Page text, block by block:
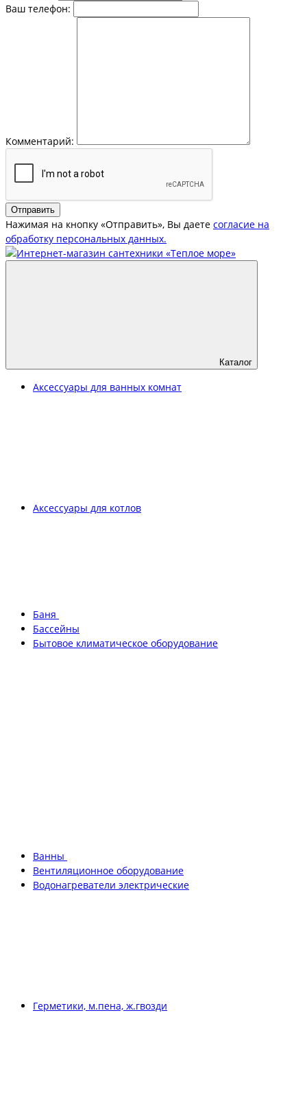
Ваш телефон:
Комментарий:
Отправить
Нажимая на кнопку «Отправить», Вы даете согласие на
обработку персональных данных.
Каталог
Аксессуары для ванных комнат
Аксессуары для котлов
Баня
Бассейны
Бытовое климатическое оборудование
Ванны
Вентиляционное оборудование
Водонагреватели электрические
Герметики, м.пена, ж.гвозди